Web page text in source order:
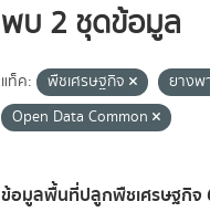
พบ 2 ชุดข้อมูล
แท็ค: พืชเศรษฐกิจ ยางพ
Open Data Common
ข้อมูลพื้นที่ปลูกพืชเศรษฐกิจ